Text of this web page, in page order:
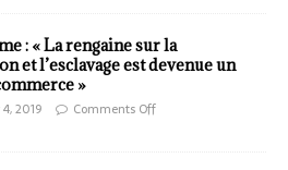
: « La rengaine sur la
et l’esclavage est devenue un
»
2019 Comments Off